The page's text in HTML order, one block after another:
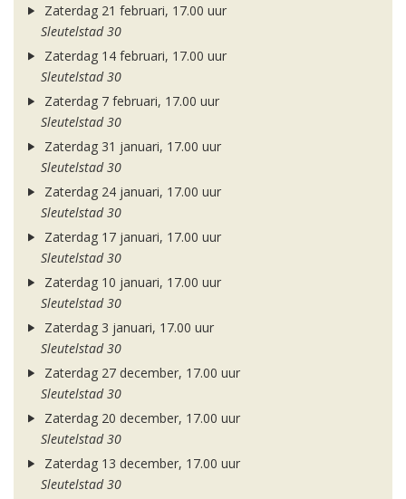
Zaterdag 21 februari, 17.00 uur
Sleutelstad 30
Zaterdag 14 februari, 17.00 uur
Sleutelstad 30
Zaterdag 7 februari, 17.00 uur
Sleutelstad 30
Zaterdag 31 januari, 17.00 uur
Sleutelstad 30
Zaterdag 24 januari, 17.00 uur
Sleutelstad 30
Zaterdag 17 januari, 17.00 uur
Sleutelstad 30
Zaterdag 10 januari, 17.00 uur
Sleutelstad 30
Zaterdag 3 januari, 17.00 uur
Sleutelstad 30
Zaterdag 27 december, 17.00 uur
Sleutelstad 30
Zaterdag 20 december, 17.00 uur
Sleutelstad 30
Zaterdag 13 december, 17.00 uur
Sleutelstad 30